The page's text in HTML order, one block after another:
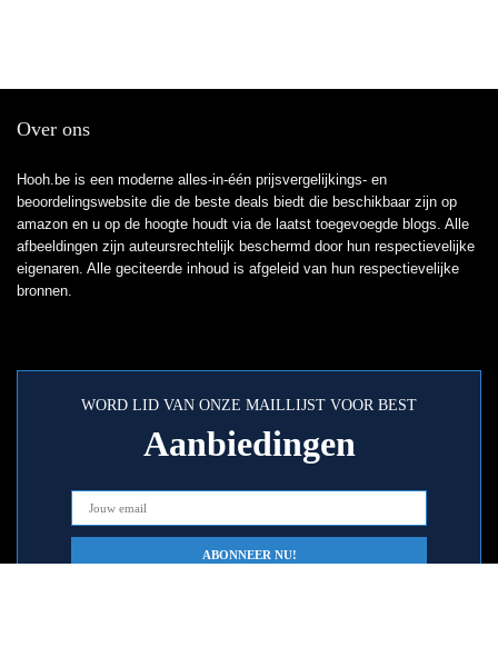
Over ons
Hooh.be is een moderne alles-in-één prijsvergelijkings- en
beoordelingswebsite die de beste deals biedt die beschikbaar zijn op
amazon en u op de hoogte houdt via de laatst toegevoegde blogs. Alle
afbeeldingen zijn auteursrechtelijk beschermd door hun respectievelijke
eigenaren. Alle geciteerde inhoud is afgeleid van hun respectievelijke
bronnen.
WORD LID VAN ONZE MAILLIJST VOOR BEST
Aanbiedingen